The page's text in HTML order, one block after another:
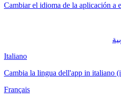
Cambiar el idioma de la aplicación a
Italiano
Cambia la lingua dell'app in italiano
Français